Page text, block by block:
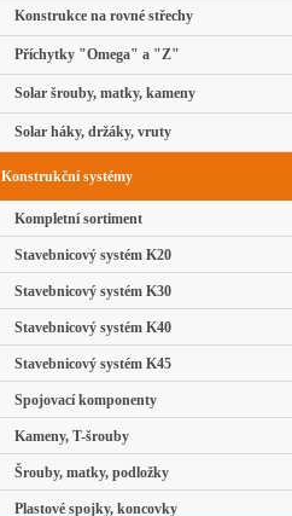
Konstrukce na rovné střechy
Příchytky "Omega" a "Z"
Solar šrouby, matky, kameny
Solar háky, držáky, vruty
Konstrukční systémy
Kompletní sortiment
Stavebnicový systém K20
Stavebnicový systém K30
Stavebnicový systém K40
Stavebnicový systém K45
Spojovací komponenty
Kameny, T-šrouby
Šrouby, matky, podložky
Plastové spojky, koncovky